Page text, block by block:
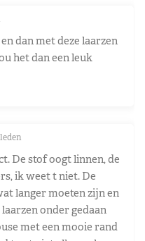
dan met deze laarzen
het dan een leuk
De stof oogt linnen, de
ik weet t niet. De
langer moeten zijn en
onder gedaan
met een mooie rand